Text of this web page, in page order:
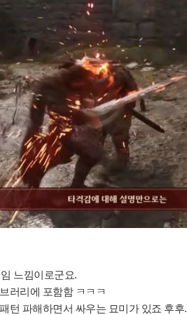
느낌이로군요.
러리에 포함함 ㅋㅋㅋ
턴 파해하면서 싸우는 묘미가 있죠 후후.